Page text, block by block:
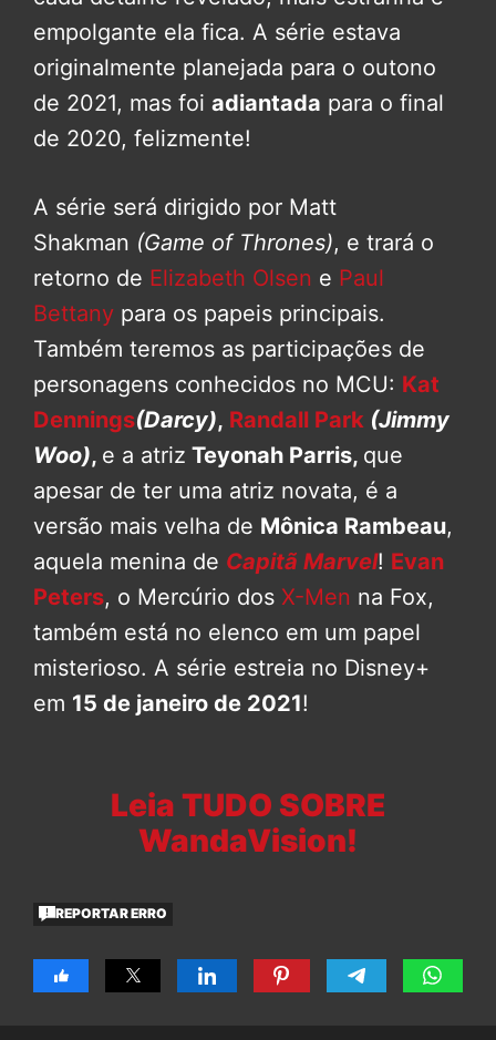
empolgante ela fica. A série estava
originalmente planejada para o outono
de 2021, mas foi adiantada para o final
de 2020, felizmente!
A série será dirigido por Matt
Shakman (Game of Thrones), e trará o
retorno de Elizabeth Olsen e Paul
Bettany para os papeis principais.
Também teremos as participações de
personagens conhecidos no MCU: Kat
Dennings(Darcy), Randall Park (Jimmy
Woo), e a atriz Teyonah Parris, que
apesar de ter uma atriz novata, é a
versão mais velha de Mônica Rambeau,
aquela menina de Capitã Marvel! Evan
Peters, o Mercúrio dos X-Men na Fox,
também está no elenco em um papel
misterioso. A série estreia no Disney+
em 15 de janeiro de 2021!
Leia TUDO SOBRE
WandaVision!
REPORTAR ERRO